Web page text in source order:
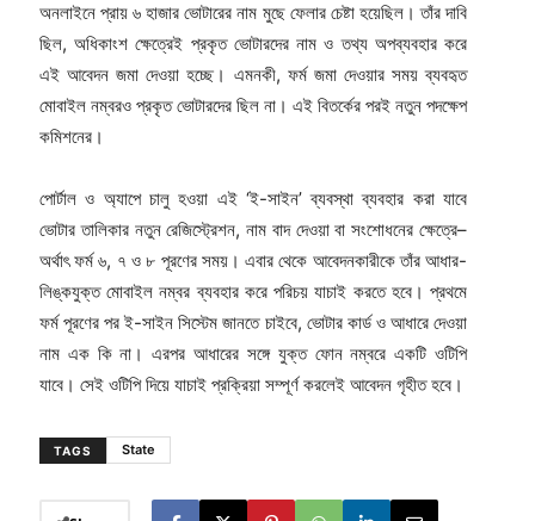
অনলাইনে প্রায় ৬ হাজার ভোটারের নাম মুছে ফেলার চেষ্টা হয়েছিল। তাঁর দাবি
ছিল, অধিকাংশ ক্ষেত্রেই প্রকৃত ভোটারদের নাম ও তথ্য অপব্যবহার করে
এই আবেদন জমা দেওয়া হচ্ছে। এমনকী, ফর্ম জমা দেওয়ার সময় ব্যবহৃত
মোবাইল নম্বরও প্রকৃত ভোটারদের ছিল না। এই বিতর্কের পরই নতুন পদক্ষেপ
কমিশনের।
পোর্টাল ও অ্যাপে চালু হওয়া এই ‘ই-সাইন’ ব্যবস্থা ব্যবহার করা যাবে
ভোটার তালিকার নতুন রেজিস্ট্রেশন, নাম বাদ দেওয়া বা সংশোধনের ক্ষেত্রে–
অর্থাৎ ফর্ম ৬, ৭ ও ৮ পূরণের সময়। এবার থেকে আবেদনকারীকে তাঁর আধার-
লিঙ্কযুক্ত মোবাইল নম্বর ব্যবহার করে পরিচয় যাচাই করতে হবে। প্রথমে
ফর্ম পূরণের পর ই-সাইন সিস্টেম জানতে চাইবে, ভোটার কার্ড ও আধারে দেওয়া
নাম এক কি না। এরপর আধারের সঙ্গে যুক্ত ফোন নম্বরে একটি ওটিপি
যাবে। সেই ওটিপি দিয়ে যাচাই প্রক্রিয়া সম্পূর্ণ করলেই আবেদন গৃহীত হবে।
TAGS State